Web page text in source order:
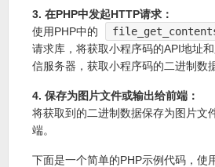
3. 在PHP中发起HTTP请求：
使用PHP中的
请求库，将获取小程序码的API地址
信服务器，获取小程序码的二进制数据
4. 保存为图片文件或输出给前端：
将获取到的二进制数据保存为图片文
端。
下面是一个简单的PHP示例代码，使